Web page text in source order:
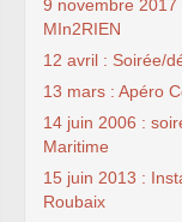
9 novembre 2017
MIn2RIEN
12 avril : Soirée/
13 mars : Apéro
14 juin 2006 :
Maritime
15 juin 2013 :
Roubaix